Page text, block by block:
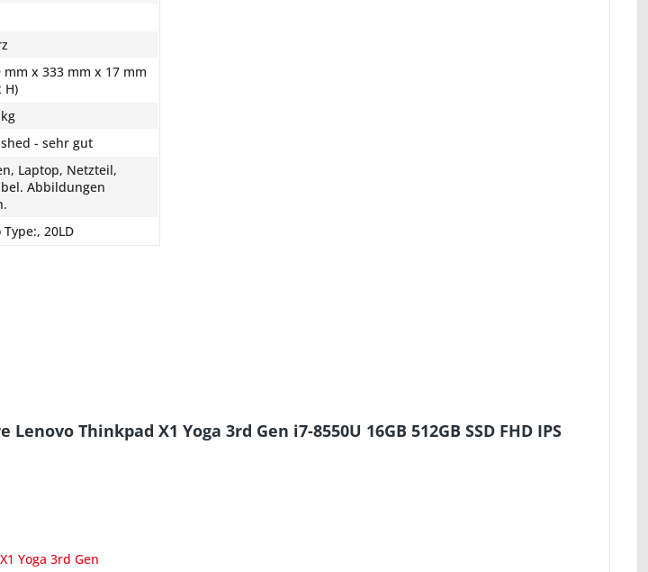
mm x 333 mm x 17 mm
H)
- sehr gut
Laptop, Netzteil,
Abbildungen
Type:, 20LD
Thinkpad X1 Yoga 3rd Gen i7-8550U 16GB 512GB SSD FHD IPS
Yoga 3rd Gen